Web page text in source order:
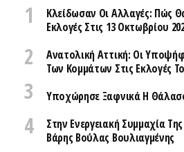
Κλείδωσαν Οι Αλλαγές: Πώς
Εκλογές Στις 13 Οκτωβρίου
Ανατολική Αττική: Οι
Των Κομμάτων Στις Εκλογές
Υποχώρησε Ξαφνικά Η
Στην Ενεργειακή Συμμαχία
Βάρης Βούλας Βουλιαγμένης